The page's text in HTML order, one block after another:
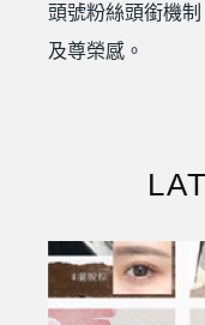
頭號粉絲頭銜機
及尊榮感。